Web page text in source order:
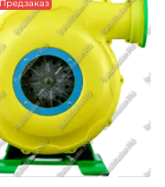
Предзаказ